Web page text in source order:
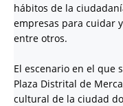
hábitos de la
empresas para cuidar
entre otros.
El escenario en el que
Plaza Distrital de
cultural de la ciudad